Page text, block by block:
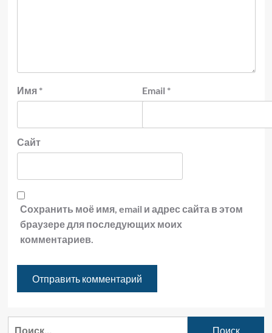
Имя * Email *
Сайт
Сохранить моё имя, email и адрес сайта в этом
браузере для последующих моих
комментариев.